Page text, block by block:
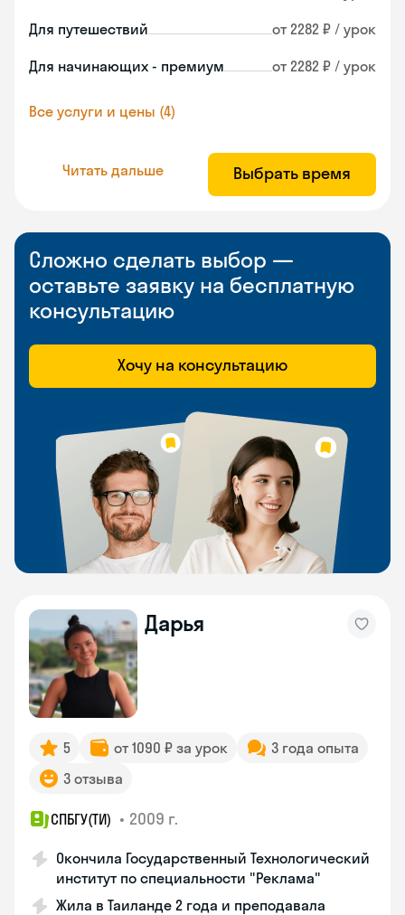
Для путешествий от 2282 ₽ / урок
Для начинающих - премиум от 2282 ₽ / урок
Все услуги и цены (4)
Читать дальше Выбрать время
Сложно сделать выбор —
оставьте заявку на бесплатную
консультацию
Хочу на консультацию
Дарья
5 от 1090 ₽ за урок
3 года опыта
3 отзыва
СПБГУ(ТИ) • 2009 г.
Окончила Государственный Технологический
институт по специальности "Реклама"
Жила в Таиланде 2 года и преподавала